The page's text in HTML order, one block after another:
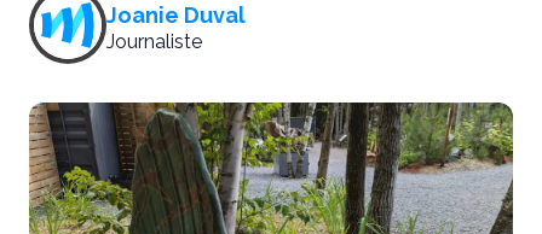
Joanie Duval
Journaliste